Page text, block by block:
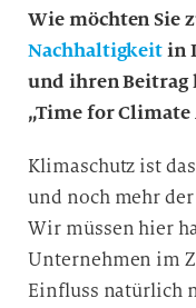
Wie möchten Sie
Nachhaltigkeitin
und ihren Beitrag
„Time for Climate
Klimaschutz ist
und noch mehr
Wir müssen hier
Unternehmen im
Einfluss natürlich